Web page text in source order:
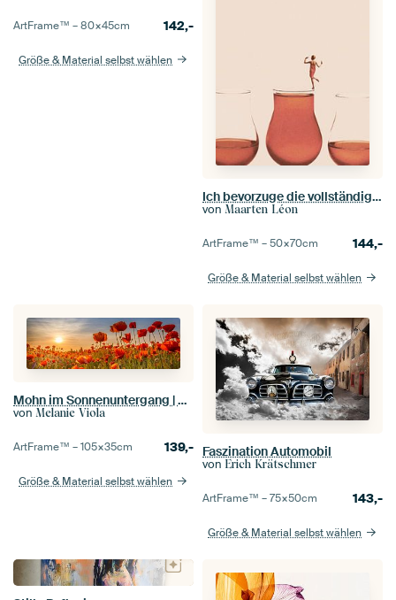
ArtFrame™ –80×45cm 142,-
Größe & Material selbst wählen
Ich bevorzuge die vollständige Version
von Maarten Léon
ArtFrame™ –50×70cm 144,-
Größe & Material selbst wählen
Mohn im Sonnenuntergang | Panorama
von Melanie Viola
ArtFrame™ –105×35cm 139,-
Größe & Material selbst wählen
Faszination Automobil
von Erich Krätschmer
ArtFrame™ –75×50cm 143,-
Größe & Material selbst wählen